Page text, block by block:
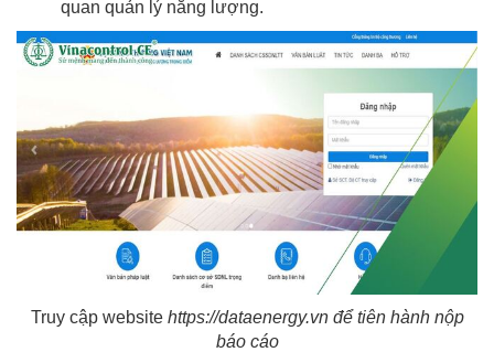
quan quản lý năng lượng.
Truy cập website https://dataenergy.vn để tiên hành nộp
báo cáo